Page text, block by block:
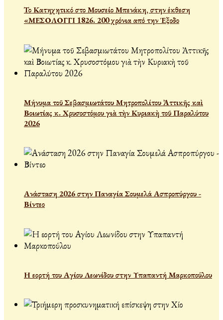
Το Κατηχητικό στο Μουσείο Μπενάκη, στην έκθεση
«ΜΕΣΟΛΟΓΓΙ 1826. 200 χρόνια από την Έξοδο
Μήνυμα τοῦ Σεβασμιωτάτου Μητροπολίτου Ἀττικῆς καὶ
Βοιωτίας κ. Χρυσοστόμου γιὰ τὴν Κυριακὴ τοῦ Παραλύτου
2026
Ανάσταση 2026 στην Παναγία Σουμελά Ασπροπύργου -
Βίντεο
Η εορτή του Αγίου Λεωνίδου στην Υπαπαντή Μαρκοπούλου